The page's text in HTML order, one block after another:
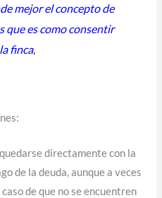
mejor el concepto de
que es como consentir
finca,
directamente con la
de la deuda, aunque a veces
de que no se encuentren